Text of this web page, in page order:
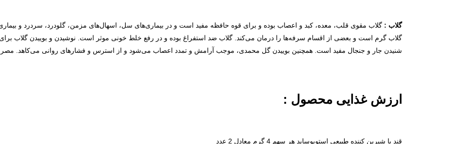
گلاب : گلاب مقوی قلب، معده، کبد و اعصاب بوده و برای قوه حافظه مفید است و در بیماری‌‌های سل، اسهال‌‌های مزمن، گلودرد، سردرد و
گلاب گرم است و بعضی از اقسام سرفه‌ها را درمان می‌کند. گلاب ضد استفراغ بوده و در رفع خلط خونی موثر است. نوشیدن و بوییدن گلاب
شنیدن جار و جنجال مفید است. همچنین بوییدن گل محمدی، موجب آرامش و تمدد اعصاب می‌شود و از استرس و فشار‌های روانی می‌کاهد.
ارزش غذایی محصول :
قند با شیرین کننده طبیعی استویوساید هر سهم 4 گرم معادل 2 عدد